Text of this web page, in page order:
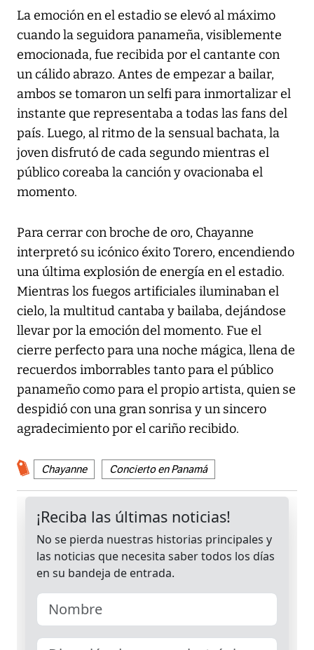
La emoción en el estadio se elevó al máximo
cuando la seguidora panameña, visiblemente
emocionada, fue recibida por el cantante con
un cálido abrazo. Antes de empezar a bailar,
ambos se tomaron un selfi para inmortalizar el
instante que representaba a todas las fans del
país. Luego, al ritmo de la sensual bachata, la
joven disfrutó de cada segundo mientras el
público coreaba la canción y ovacionaba el
momento.
Para cerrar con broche de oro, Chayanne
interpretó su icónico éxito Torero, encendiendo
una última explosión de energía en el estadio.
Mientras los fuegos artificiales iluminaban el
cielo, la multitud cantaba y bailaba, dejándose
llevar por la emoción del momento. Fue el
cierre perfecto para una noche mágica, llena de
recuerdos imborrables tanto para el público
panameño como para el propio artista, quien se
despidió con una gran sonrisa y un sincero
agradecimiento por el cariño recibido.
Chayanne Concierto en Panamá